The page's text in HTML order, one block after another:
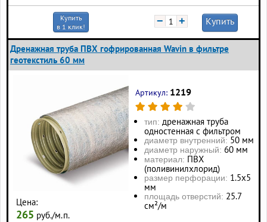
Купить
в 1 клик!
− + Купить
Дренажная труба ПВХ гофрированная Wavin в фильтре
геотекстиль 60 мм
Цена:
265 руб./м.п.
Артикул: 1219
тип: дренажная труба
одностенная с фильтром
диаметр внутренний: 50 мм
диаметр наружный: 60 мм
материал: ПВХ
(поливинилхлорид)
размер перфорации: 1.5х5
мм
площадь отверстий: 25.7
см²/м